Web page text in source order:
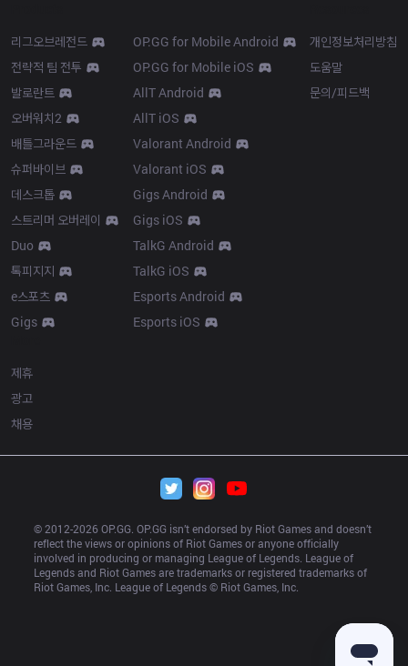
리그오브레전드
전략적 팀 전투
발로란트
오버워치2
배틀그라운드
슈퍼바이브
데스크톱
스트리머 오버레이
Duo
톡피지지
e스포츠
Gigs
OP.GG for Mobile Android
OP.GG for Mobile iOS
AllT Android
AllT iOS
Valorant Android
Valorant iOS
Gigs Android
Gigs iOS
TalkG Android
TalkG iOS
Esports Android
Esports iOS
개인정보처리방침
도움말
문의/피드백
제휴
광고
채용
© 2012-2026 OP.GG. OP.GG isn’t endorsed by Riot Games and doesn’t
reflect the views or opinions of Riot Games or anyone officially
involved in producing or managing League of Legends. League of
Legends and Riot Games are trademarks or registered trademarks of
Riot Games, Inc. League of Legends © Riot Games, Inc.